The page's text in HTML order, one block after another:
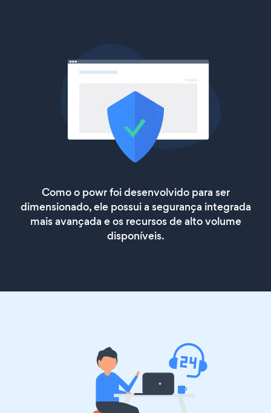
Como o powr foi desenvolvido para ser
dimensionado, ele possui a segurança integrada
mais avançada e os recursos de alto volume
disponíveis.